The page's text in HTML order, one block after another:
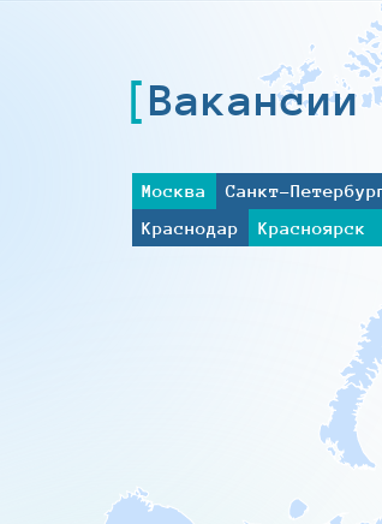
Москва Санкт-
Краснодар
Красноярск